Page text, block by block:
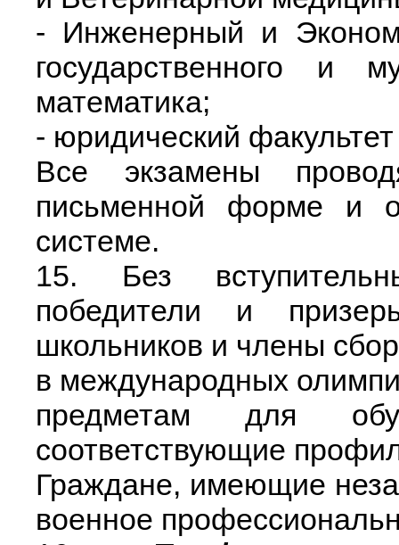
- Инженерный и
государственного и
математика;
- юридический
Все экзамены
письменной форме и
системе.
15. Без
победители и
школьников и члены
в международных
предметам для
соответствующие
Граждане, имеющие
военное